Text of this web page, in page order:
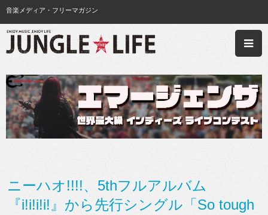
音楽メディア・フリーマガジン
ニーハオ!!!!、5thフルアルバム
『i!i!i!i!』から先行シングル「So tough